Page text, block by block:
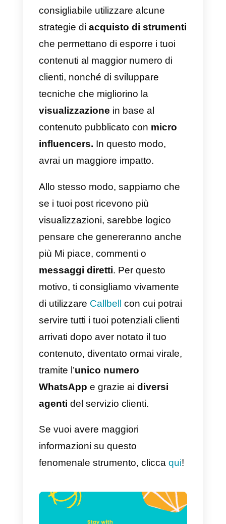
Nota: considera che per attivare
questa funzionalità, devi aver
precedentementeconfigurato i
tuoi dati WhatsApp, in modo che
Facebook possa riconoscere il
tuo numero di telefono. Puoi farlo
in questo modo:
4)
Andiamo alla configurazione
dellanostra pagina
su WhatsApp e infine
aggiungiamo tutte le informazioni
richieste.